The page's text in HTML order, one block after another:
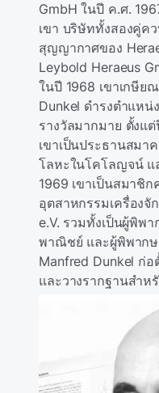
GmbH ในปี ค.ศ.
เขา บริษัททั้งสองคู่ค
สุญญากาศของ
Leybold Heraeus
ในปี 1968 เขาเกษีย
Dunkel ดํารงตําแหน่
รางวัลมากมาย ตั้งแ
เขาเป็นประธานสมา
โลหะในโคโลญจน์ แ
1969 เขาเป็นสมาชิ
อุตสาหกรรมเครื่องจั
e.V. รวมทั้งเป็นผู้พิพ
พาณิชย์ และผู้พิพากษ
Manfred Dunkel ก่
และวางรากฐานสํา